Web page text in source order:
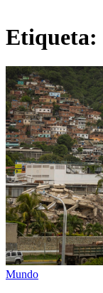
Etiqueta:
Mundo